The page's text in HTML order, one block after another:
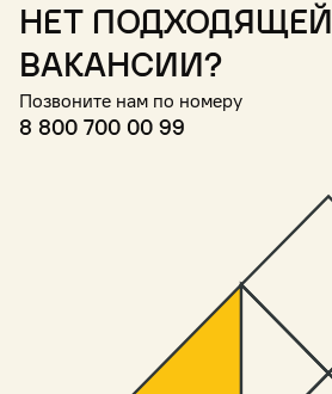
Нет подходящей
вакансии?
Позвоните нам по номеру
8 800 700 00 99